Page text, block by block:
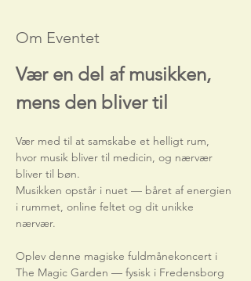
Om Eventet
Vær en del af musikken,
mens den bliver til
Vær med til at samskabe et helligt rum,
hvor musik bliver til medicin, og nærvær
bliver til bøn.
Musikken opstår i nuet — båret af energien
i rummet, online feltet og dit unikke
nærvær.
Oplev denne magiske fuldmånekoncert i
The Magic Garden — fysisk i Fredensborg